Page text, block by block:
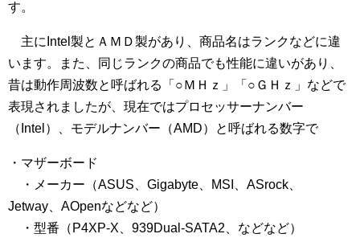
す。
主にIntel製とＡＭＤ製があり、商品名はランクなどに違
います。また、同じランクの商品でも性能に違いがあり、
昔は動作周波数と呼ばれる「○ＭＨｚ」「○ＧＨｚ」などで
表現されましたが、現在ではプロセッサーナンバー
（Intel）、モデルナンバー（AMD）と呼ばれる数字で
・マザーボード
・メーカー（ASUS、Gigabyte、MSI、ASrock、
Jetway、AOpenなどなど）
・型番（P4XP-X、939Dual-SATA2、などなど）